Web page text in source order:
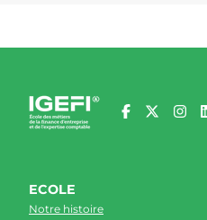
ECOLE
Notre histoire